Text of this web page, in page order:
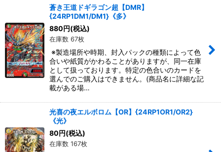
蒼き王道ドギラゴン超【DMR】
{24RP1DM1/DM1}《多》
880 円(税込)
在庫数 67枚
※製造場所や時期、封入パックの種類によって色
合いや紙質がかわることがありますが、同一在庫
として扱っております。特定の色合いのカードを
選んでのご購入はできません。(商品名に詳細な記
載がある場…
光喜の夜エルボロム【OR】{24RP1OR1/OR2}
《光》
80 円(税込)
在庫数 167枚